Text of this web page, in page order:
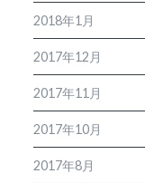
2018年1月
2017年12月
2017年11月
2017年10月
2017年8月